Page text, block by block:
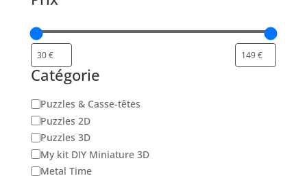
Catégorie
Catégorie
Puzzles & Casse-têtes
Puzzles 2D
Puzzles 3D
My kit DIY Miniature 3D
Metal Time